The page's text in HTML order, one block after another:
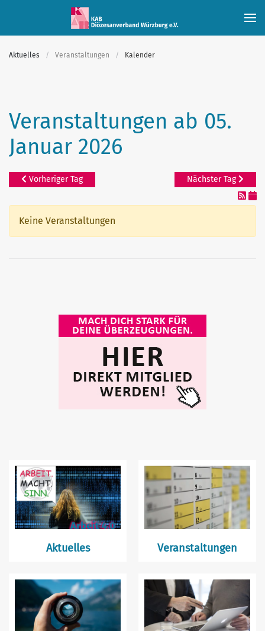
Skip to main content
Aktuelles Veranstaltungen Kalender
Veranstaltungen ab 05.
Januar 2026
Vorheriger Tag Nächster Tag
Keine Veranstaltungen
Aktuelles Veranstaltungen